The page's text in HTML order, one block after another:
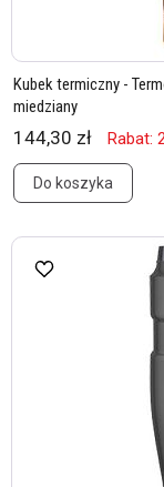
Kubek termiczny -
miedziany
144,30 zł Rabat:
Do koszyka